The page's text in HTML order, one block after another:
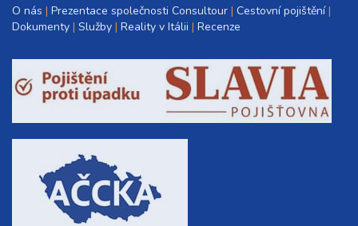
O nás Prezentace společnosti Consultour Cestovní pojištění
Dokumenty Služby Reality v Itálii Recenze